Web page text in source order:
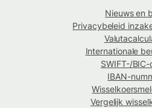
Nieuws en
Privacybeleid
Internationale
SWIFT-/
IBAN-
Vergelijk